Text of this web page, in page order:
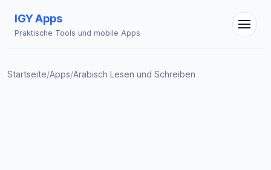
IGY Apps
Praktische Tools und mobile Apps
Startseite/Apps/Arabisch Lesen und Schreiben